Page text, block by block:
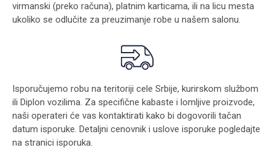
virmanski (preko računa), platnim karticama, ili na licu mesta
ukoliko se odlučite za preuzimanje robe u našem salonu.
Isporučujemo robu na teritoriji cele Srbije, kurirskom službom
ili Diplon vozilima. Za specifične kabaste i lomljive proizvode,
naši operateri će vas kontaktirati kako bi dogovorili tačan
datum isporuke. Detaljni cenovnik i uslove isporuke pogledajte
na stranici isporuka.